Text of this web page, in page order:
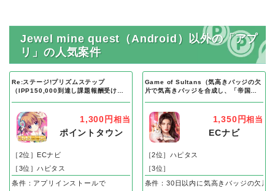
Jewel mine quest（Android）以外の「アプ
リ」の人気案件
Re:ステージ!プリズムステップ
（IPP150,000到達し課題報酬受け取
1,300円 相当
ポイントタウン
［2位］ECナビ
［3位］ハピタス
条件：アプリインストールで
Game of Sultans（気高きバッジの欠
片で気高きバッジを合成し、「帝国五
1,350円相当
ECナビ
［2位］ハピタス
［3位］
条件：30日以内に気高きバッジの欠片